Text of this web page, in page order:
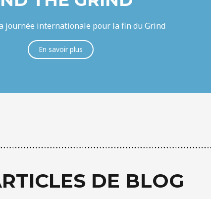
journée internationale pour la fin du Grind
En savoir plus
DE BLOG